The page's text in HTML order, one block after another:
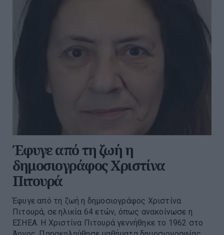
Έφυγε από τη ζωή η
δημοσιογράφος Χριστίνα
Πιτουρά
Έφυγε από τη ζωή η δημοσιογράφος Χριστίνα
Πιτουρά, σε ηλικία 64 ετών, όπως ανακοίνωσε η
ΕΣΗΕΑ. Η Χριστίνα Πιτουρά γεννήθηκε το 1962 στο